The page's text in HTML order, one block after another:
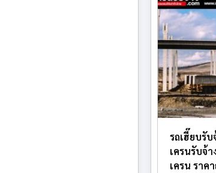
รถเฮี๊ยบรับ
เครนรับจ้า
เครน ราค